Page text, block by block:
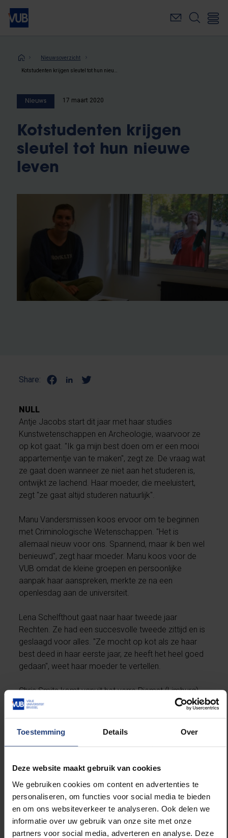
Toestemming Details Over
Deze website maakt gebruik van cookies
We gebruiken cookies om content en advertenties te
personaliseren, om functies voor social media te bieden
en om ons websiteverkeer te analyseren. Ook delen we
informatie over uw gebruik van onze site met onze
partners voor social media, adverteren en analyse. Deze
Overslaan
naar
inhoudKruimelpad
Nieuwsoverzicht
Nieuws 17 maart 2020
Kotstudenten krijgen
sleutel tot hun nieuwe
leven
Share:
NULL
Antje Jacobs start dit jaar met haar studies
Kunstwetenschappen en Archeologie, waarvoor ze
op kot gaat. "Ik ga mijn best doen om er een mooi
appartementje van te maken", zegt ze. De vraag wat
ze gaat doen wanneer ze niet aan het studeren is,
ontwijkt ze lachend. Haar moeder, die meeluistert,
zegt "ze gaat altijd studeren natuurlijk".
Manu Vandersmissen koos ervoor om te beginnen
met Criminologische Wetenschappen. "Het is
allemaal nieuw voor ons. Spannend, maar ik ben wel
benieuwd", zegt haar moeder. Manu koos voor de
VUB omdat de kleine groepen en persoonlijke
aanpak haar aanspreken, merkte ze na een
openlesdag aan de universiteit.
Lena Schelfthout gaat naar haar tweede jaar
Rechten. Ze had een succesvolle tweede zittijd en is
geslaagd voor alles. "Ze mocht op kot als ze haar
best deed in haar eerste jaar, ze heeft het heel goed
gedaan", weet haar moeder te vertellen.
Chris Smits komt vanuit het verre Riemst (Limburg)
naar Brussel, en gaat dus op kot. Zijn kot is perfect
fitnesscentrum ligt namelijk ook op de campus in
Etterbeek. "Ik hoop wel dat hij op tijd naar de lessen
en Revalidatiewetenschappen te studeren. Ze kijkt
alvast uit naar de opleiding en haar tijd in Brussel. Wat
ze gaat doen wanneer ze niet studeert? Feesten! Een
matras voor vrienden ligt ook al klaar.